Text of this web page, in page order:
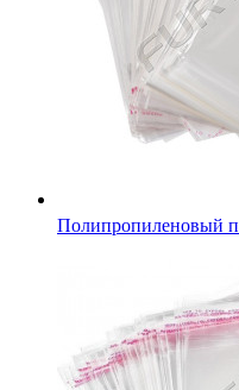
Полипропиленовый